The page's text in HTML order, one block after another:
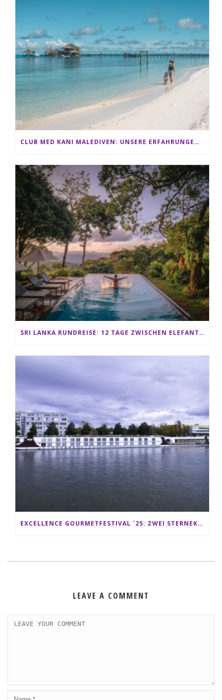
CLUB MED KANI MALEDIVEN: UNSERE ERFAHRUNGEN IM ALL-INCLUSIVE PARADIES
SRI LANKA RUNDREISE: 12 TAGE ZWISCHEN ELEFANTEN, TEEPLANTAGEN & STRAND ALS FAMILIE
EXCELLENCE GOURMETFESTIVAL ´25: ZWEI STERNEKÖCHE ANTONIO GUIDA & DARIO MORESCO VERWÖHNEN IHRE GÄSTE AUF EINER LUXERIÖSEN SCHIFFSREISE
LEAVE A COMMENT